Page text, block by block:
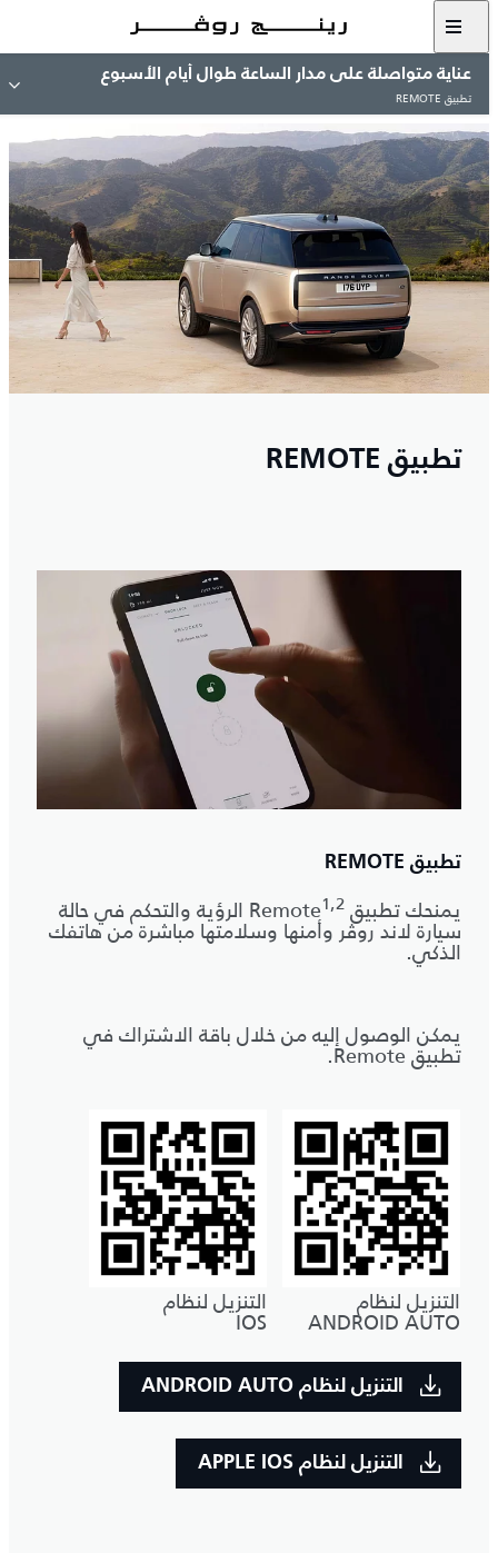
عناية متواصلة على مدار الساعة طوال أيام الأسبوع
تطبيق REMOTE
تطبيق REMOTE
تطبيق REMOTE
يمنحك تطبيق Remote 1,2 الرؤية والتحكم في حالة
سيارة لاند روڤر وأمنها وسلامتها مباشرة من هاتفك
الذكي.
يمكن الوصول إليه من خلال باقة الاشتراك في
تطبيق Remote.
التنزيل لنظام
ANDROID AUTO
التنزيل لنظام
IOS
التنزيل لنظام ANDROID AUTO
التنزيل لنظام APPLE IOS